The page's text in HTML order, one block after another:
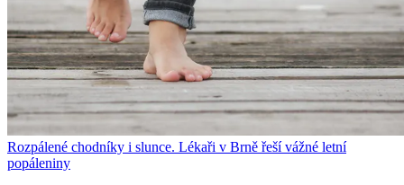
Rozpálené chodníky i slunce. Lékaři v Brně řeší vážné letní
popáleniny